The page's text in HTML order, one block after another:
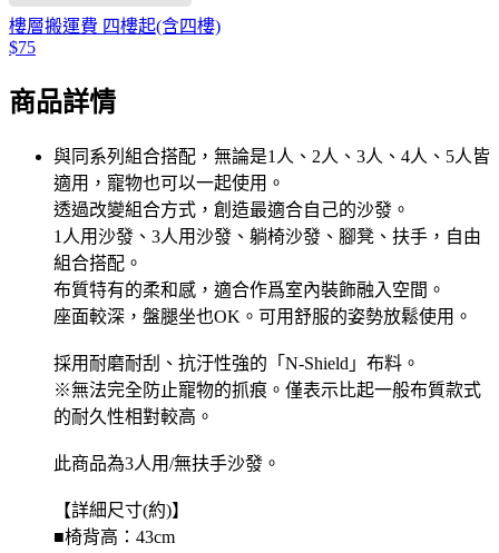
樓層搬運費 四樓起(含四樓)
$75
商品詳情
與同系列組合搭配，無論是1人、2人、3人、4人、5人皆
適用，寵物也可以一起使用。
透過改變組合方式，創造最適合自己的沙發。
1人用沙發、3人用沙發、躺椅沙發、腳凳、扶手，自由
組合搭配。
布質特有的柔和感，適合作爲室內裝飾融入空間。
座面較深，盤腿坐也OK。可用舒服的姿勢放鬆使用。
採用耐磨耐刮、抗汙性強的「N-Shield」布料。
※無法完全防止寵物的抓痕。僅表示比起一般布質款式
的耐久性相對較高。
此商品為3人用/無扶手沙發。
【詳細尺寸(約)】
■椅背高：43cm